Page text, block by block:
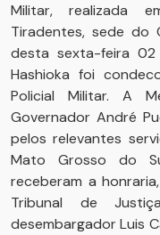
Militar, realizada
Tiradentes, sede do
desta sexta-feira
Hashioka foi
Policial Militar. A
Governador André
pelos relevantes
Mato Grosso do
receberam a
Tribunal de
desembargador Luis